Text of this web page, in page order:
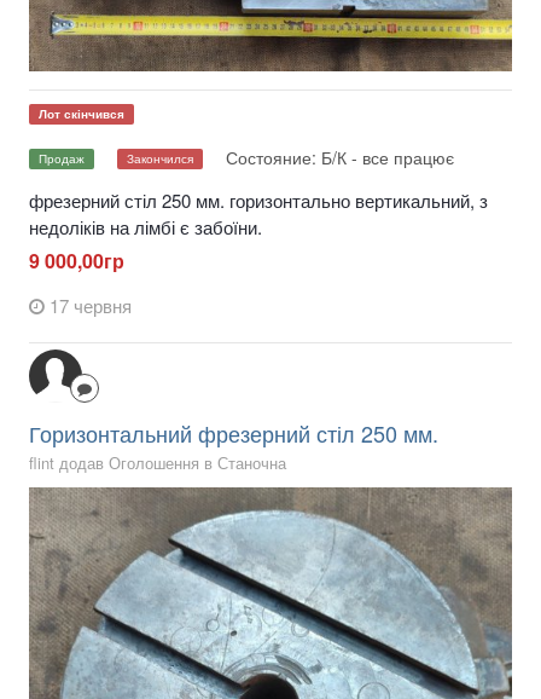
Лот скінчився
Продаж Закончился Состояние: Б/К - все працює
фрезерний стіл 250 мм. горизонтально вертикальний, з
недоліків на лімбі є забоїни.
9 000,00гр
17 червня
Горизонтальний фрезерний стіл 250 мм.
flint додав Оголошення в Станочна